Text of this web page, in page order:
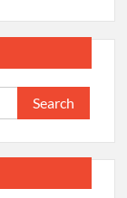
Search
for: